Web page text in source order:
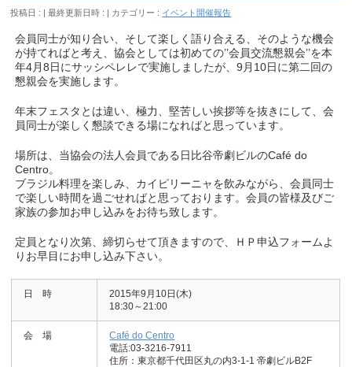
投稿日 : 最終更新日時 : カテゴリー : イベント開催報告
会員同士が知り合い、そして楽しく語り合える、そのような機会
が持てればと考え、協会としては初めての’’会員交流懇親会’’を本
年4月8日にサッシペレレで実施しましたが、9月10日に第二回の
懇親会を実施します。
年末フェスタとは違い、極力、堅苦しい挨拶等を抜きにして、会
員同士が楽しく懇談できる場になればと思っています。
場所は、当協会の法人会員である日比谷帝劇ビルのCafé do
Centro。
ブラジル料理を楽しみ、カイピリーニャを飲みながら、会員同士
で楽しい時間を過ごせればと思っております。会員の皆様及びご
家族の参加お申し込みをお待ち致します。
定員となり次第、締切らせて頂きますので、ＨＰ申込フォームよ
りお早目にお申し込み下さい。
日 時
2015年9月10日(木)
18:30～21:00
会 場
Café do Centro
電話:03-3216-7911
住所：東京都千代田区丸の内3-1-1 帝劇ビルB2F